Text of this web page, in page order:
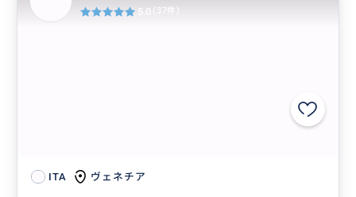
ITA ヴェネチア
5.0 (37件)